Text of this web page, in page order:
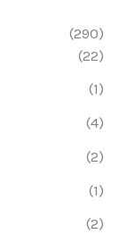
(290)
(22)
(1)
(4)
(2)
(1)
(2)